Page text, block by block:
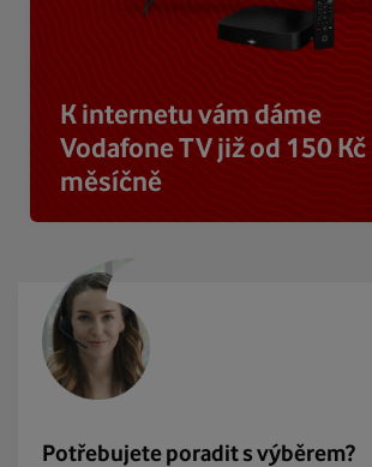
K internetu vám dáme
Vodafone TV již od 150 Kč
měsíčně
Potřebujete poradit s výběrem?